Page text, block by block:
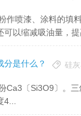
可以缩减吸油量，
分是什么？ 硅